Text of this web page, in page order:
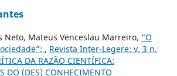
Neto, Mateus Venceslau Marreiro, “O
, Revista Inter-Legere: v. 3 n.
DA RAZÃO CIENTÍFICA:
DO (DES) CONHECIMENTO